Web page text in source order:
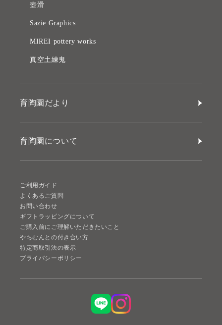
壺滑
Sazie Graphics
MIREI pottery works
真空土練鬼
育陶園だより
育陶園について
ご利用ガイド
よくあるご質問
お問い合わせ
ギフトラッピングについて
ご購入前にご理解いただきたいこと
やちむんとの付き合い方
特定商取引法の表示
プライバシーポリシー